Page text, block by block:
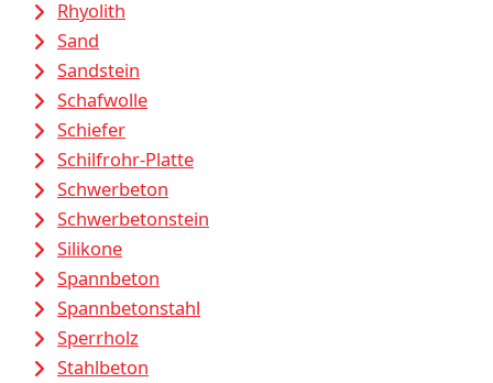
Rhyolith
Sand
Sandstein
Schafwolle
Schiefer
Schilfrohr-Platte
Schwerbeton
Schwerbetonstein
Silikone
Spannbeton
Spannbetonstahl
Sperrholz
Stahlbeton